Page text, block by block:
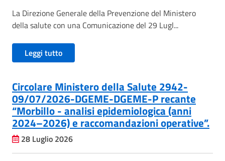
La Direzione Generale della Prevenzione del Ministero
della salute con una Comunicazione del 29 Lugl...
Leggi tutto
Circolare Ministero della Salute 2942-
09/07/2026-DGEME-DGEME-P recante
“Morbillo - analisi epidemiologica (anni
2024–2026) e raccomandazioni operative”.
28 Luglio 2026